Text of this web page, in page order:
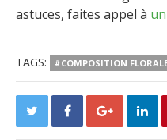
astuces, faites appel à
TAGS: #COMPOSITION